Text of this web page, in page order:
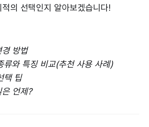
의 선택인지 알아보겠습니다!
방법
류와 특징 비교(추천 사용 사례)
택 팁
언제?